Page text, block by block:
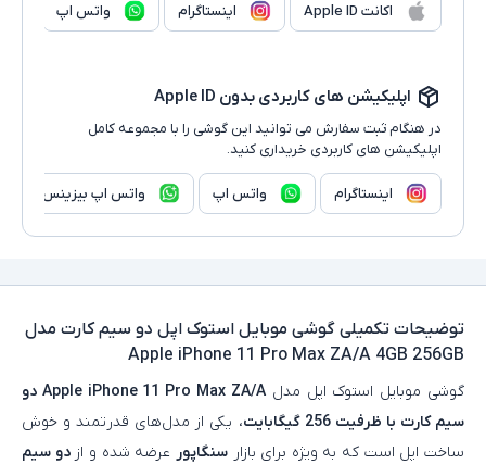
اکانت Apple ID اینستاگرام واتس اپ
اپلیکیشن های کاربردی بدون Apple ID
در هنگام ثبت سفارش می توانید این گوشی را با مجموعه کامل
اپلیکیشن های کاربردی خریداری کنید.
اینستاگرام واتس اپ واتس اپ بیزینس
توضیحات تکمیلی گوشی موبایل استوک اپل دو سیم کارت مدل
Apple iPhone 11 Pro Max ZA/A 4GB 256GB
گوشی موبایل استوک اپل مدل
Apple iPhone 11 Pro Max ZA/A دو
سیم‌ کارت با ظرفیت 256 گیگابایت
، یکی از مدل‌های قدرتمند و خوش‌
ساخت اپل است که به‌ ویژه برای بازارسنگاپور عرضه شده و ازدو سیم‌